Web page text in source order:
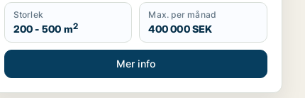
Storlek
200 - 500 m2
Max. per månad
400 000 SEK
Mer info